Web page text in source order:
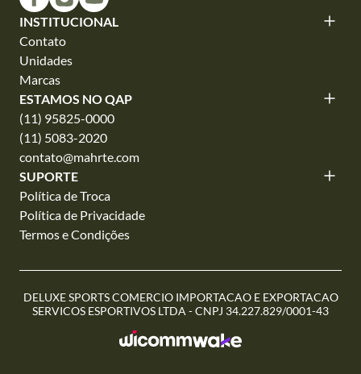
INSTITUCIONAL
Contato
Unidades
Marcas
ESTAMOS NO QAP
(11) 95825-0000
(11) 5083-2020
contato@mahrte.com
SUPORTE
Política de Troca
Política de Privacidade
Termos e Condições
DELUXE SPORTS COMERCIO IMPORTACAO E EXPORTACAO
SERVICOS ESPORTIVOS LTDA - CNPJ 34.227.829/0001-43